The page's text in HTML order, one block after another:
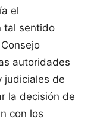
el
tal sentido
autoridades
judiciales de
la decisión de
con los